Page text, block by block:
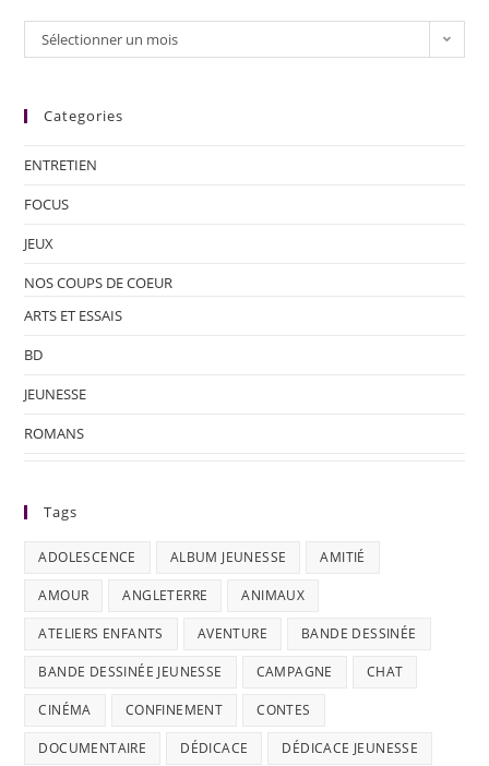
Sélectionner un mois
Categories
ENTRETIEN
FOCUS
JEUX
NOS COUPS DE COEUR
ARTS ET ESSAIS
BD
JEUNESSE
ROMANS
Tags
ADOLESCENCE ALBUM JEUNESSE AMITIÉ
AMOUR ANGLETERRE ANIMAUX
ATELIERS ENFANTS AVENTURE BANDE DESSINÉE
BANDE DESSINÉE JEUNESSE CAMPAGNE CHAT
CINÉMA CONFINEMENT CONTES
DOCUMENTAIRE DÉDICACE DÉDICACE JEUNESSE